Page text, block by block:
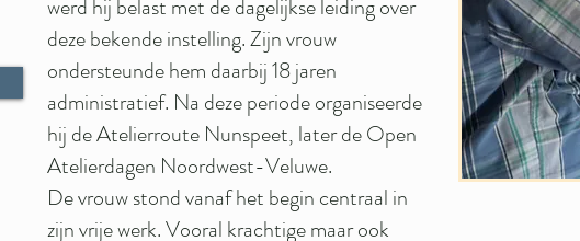
werd hij belast met de dagelijkse leiding over
deze bekende instelling. Zijn vrouw
ondersteunde hem daarbij 18 jaren
administratief. Na deze periode organiseerde
hij de Atelierroute Nunspeet, later de Open
Atelierdagen Noordwest-Veluwe.
De vrouw stond vanaf het begin centraal in
zijn vrije werk. Vooral krachtige maar ook